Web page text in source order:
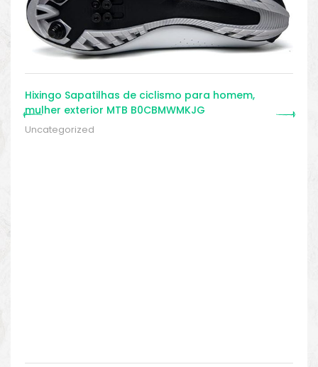
Hixingo Sapatilhas de ciclismo para homem,
mulher exterior MTB B0CBMWMKJG
Uncategorized